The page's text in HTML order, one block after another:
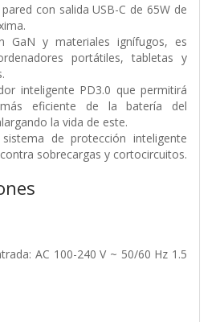
con salida USB-C de 65W de
GaN y materiales ignífugos, es
portátiles, tabletas y
inteligente PD3.0 que permitirá
eficiente de la batería del
la vida de este.
de protección inteligente
sobrecargas y cortocircuitos.
AC 100-240 V ~ 50/60 Hz 1.5